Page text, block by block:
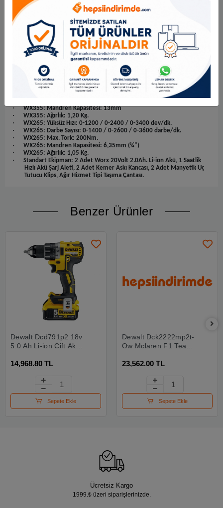
sağlar.
117mm ultra kompakt boyutları sayesinde %20 daha fazla güç
üreterek %39 daha hafiftir.
·
Geri dönüşte tam güç sağlayan özel teknoloji sayesinde vida sökmede
veya sıkışan ucu çıkarmada tam güç sağlar
Kompakt tasarım tek elle rahat kullanım ve dar alanlara erişim sağlar
Profesyonel Kullanıma uygundur
Güç: 20 Volt
Akü Kapasitesi: 2.0Ah Li-ion
WX355: Maks. Tork: 55Nm
WX355: Yüksüz Hızı: 0-500 / 0-2100 dev/dk.
WX355: Darbe Sayısı: 0-33600 darbe/dk.
WX355: Maksimum Delme Kapasitesi: Beton: 10mm, Tuğla: 13mm,
· WX355: Mandren Kapasitesi: 13mm
· WX355: Ağırlık: 1,20 Kg.
· WX265: Yüksüz Hızı: 0-1200 / 0-2400 / 0-3400 dev/dk.
· WX265: Darbe Sayısı: 0-1400 / 0-2600 / 0-3600 darbe/dk.
· WX265: Max. Tork: 200Nm.
· WX265: Mandren Kapasitesi: 6,35mm (¼”)
· WX265: Ağırlık: 1,05 Kg.
·
Standart Ekipman: 2 Adet Worx 20Volt 2.0Ah. Li-ion Akü, 1 Saatlik
Hızlı Akü Şarj Aleti, 2 Adet Kemer Askı Kancası, 2 Adet Manyetik Uç
Tutucu Klips, Ağır Hizmet Tipi Taşıma Çantası.
Benzer Ürünler
Dewalt Dcd791p2 18v
5.0 Ah Li-ion Çift Akülü
Vidalama
14,968.80 TL
Sepete Ekle
Dewalt Dck2222mp2t-
Qw Mclaren F1 Team
Kömürsüz Darbeli
23,562.00 TL
Sepete Ekle
Ücretsiz Kargo
1999.₺ üzeri siparişlerinizde.